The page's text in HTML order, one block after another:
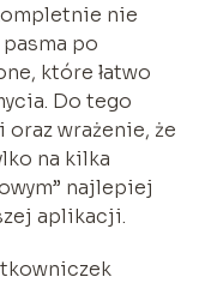
nie
po
które łatwo
Do tego
wrażenie, że
na kilka
najlepiej
aplikacji.